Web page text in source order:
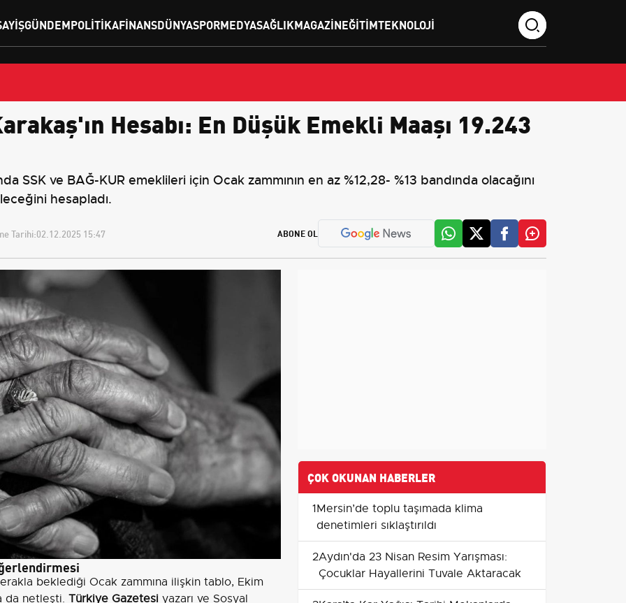
GÜNDEMPOLITIKAFINANSDÜNYASPORMEDYASAĞLIKMAGAZINEĞITIMTEKNOLOJI
Hesabı: En Düşük Emekli Maaşı 19.243
SSK ve BAĞ-KUR emeklileri için Ocak zammının en az %12,28- %13 bandında olacağını
hesapladı.
Tarihi:02.12.2025 15:47 ABONE OL
beklediği Ocak zammına ilişkin tablo, Ekim
da netleşti. Türkiye Gazetesi yazarı ve Sosyal
ÇOK OKUNAN HABERLER
1Mersin’de toplu taşımada klima
denetimleri sıklaştırıldı
2Aydın'da 23 Nisan Resim Yarışması:
Çocuklar Hayallerini Tuvale Aktaracak